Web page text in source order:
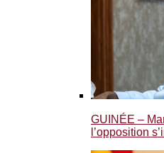
GUINÉE –
l’opposition